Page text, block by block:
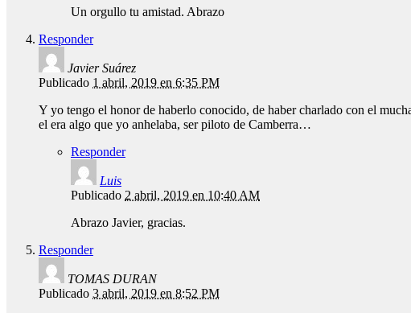
Un orgullo tu amistad. Abrazo
Responder
Javier Suárez
Publicado 1 abril, 2019 en 6:35 PM
Y yo tengo el honor de haberlo conocido, de haber charlado con el
el era algo que yo anhelaba, ser piloto de Camberra…
Responder
Luis
Publicado 2 abril, 2019 en 10:40 AM
Abrazo Javier, gracias.
Responder
TOMAS DURAN
Publicado 3 abril, 2019 en 8:52 PM